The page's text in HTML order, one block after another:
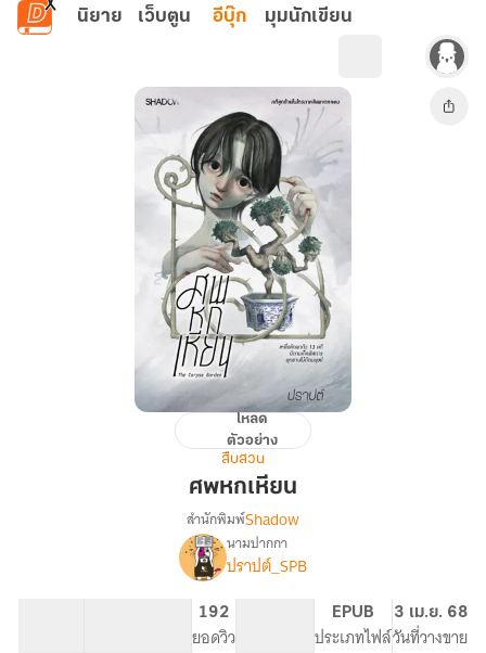
ข้ามไปยังเนื้อหาหลัก
นิยาย เว็บตูน อีบุ๊ก มุมนักเขียน
โหลด
ตัวอย่าง
สืบสวน
ศพหกเหียน
เรื่อง
ศพ
สำนักพิมพ์Shadow
นามปากกา
ปราปต์_SPB
192
ยอดวิว
EPUB
ประเภทไฟล์
3 เม.ย. 68
วันที่วางขาย